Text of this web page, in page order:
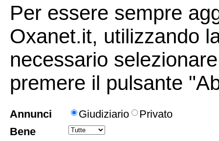
Per essere sempre
Oxanet.it, utilizzando
necessario
premere il pulsante
Annunci Giudiziario
Privato
Bene